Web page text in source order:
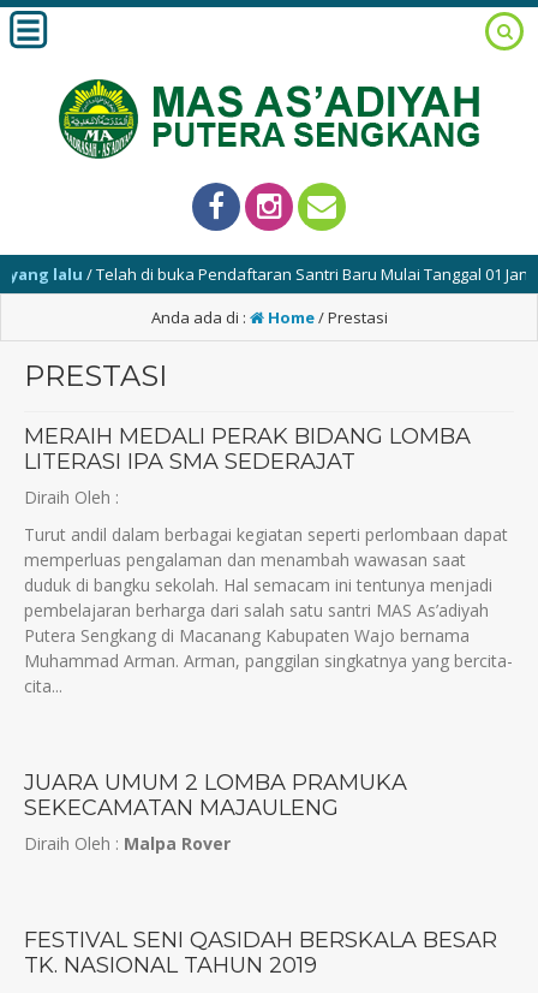
/ Telah di buka Pendaftaran Santri Baru Mulai Tanggal 01 Januari –
Anda ada di :
Home/Prestasi
PRESTASI
MERAIH MEDALI PERAK BIDANG LOMBA
LITERASI IPA SMA SEDERAJAT
Diraih Oleh :
Turut andil dalam berbagai kegiatan seperti perlombaan dapat
memperluas pengalaman dan menambah wawasan saat
duduk di bangku sekolah. Hal semacam ini tentunya menjadi
pembelajaran berharga dari salah satu santri MAS As’adiyah
Putera Sengkang di Macanang Kabupaten Wajo bernama
Muhammad Arman. Arman, panggilan singkatnya yang bercita-
cita...
JUARA UMUM 2 LOMBA PRAMUKA
SEKECAMATAN MAJAULENG
Diraih Oleh : Malpa Rover
FESTIVAL SENI QASIDAH BERSKALA BESAR
TK. NASIONAL TAHUN 2019